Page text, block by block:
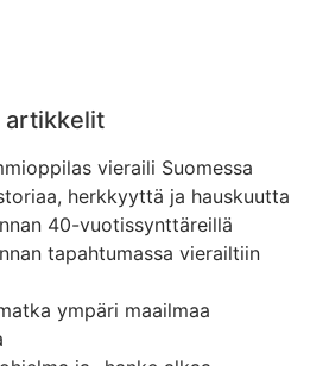
artikkelit
vieraili Suomessa
herkkyyttä ja hauskuutta
40-vuotissynttäreillä
tapahtumassa vierailtiin
ympäri maailmaa